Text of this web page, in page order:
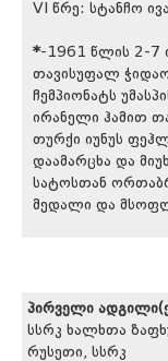
VI წრე: სტანჩო
*-1961 წლის 2-7
თავისუფალ
ჩემპიონატს
ირანელი ჰამით
თურქი იუნუს
დაამარცხა და
სატოსთან
მედალი და
პირველი
სსრკ ხალხთა
რუსეთი, სსრკ